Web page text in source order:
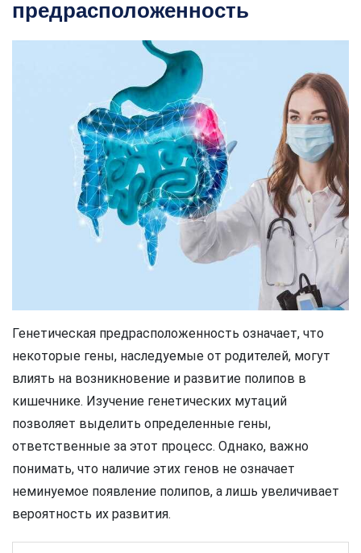
предрасположенность
Генетическая предрасположенность означает, что
некоторые гены, наследуемые от родителей, могут
влиять на возникновение и развитие полипов в
кишечнике. Изучение генетических мутаций
позволяет выделить определенные гены,
ответственные за этот процесс. Однако, важно
понимать, что наличие этих генов не означает
неминуемое появление полипов, а лишь увеличивает
вероятность их развития.